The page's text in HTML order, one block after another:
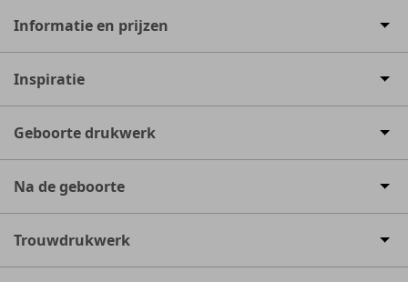
Informatie en prijzen
Inspiratie
Geboorte drukwerk
Na de geboorte
Trouwdrukwerk